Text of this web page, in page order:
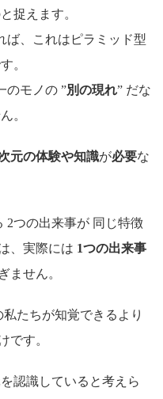
捉えます。
ば、これはピラミッド型
。
のモノの ”別の現れ” だな
。
元の体験や知識が必要な
2つの出来事が 同じ特徴
、実際には 1つの出来事
ません。
たちが知覚できるより
です。
認識していると考えら